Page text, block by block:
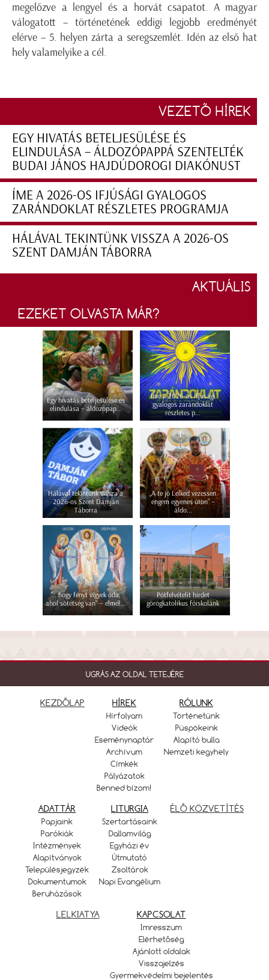
megelőzve a lengyel és a horvát csapatot. A magyar
válogatott – történetének eddigi legjobb eredményét
elérve – 5. helyen zárta a seregszemlét. Idén az első hat
hely valamelyike a cél.
VEZETŐ HÍREK
EGY HIVATÁS BETELJESÜLÉSE ÉS
ELINDULÁSA – ÁLDOZÓPAPPÁ SZENTELTÉK
BUDAI JÁNOS HAJDÚDOROGI DIAKÓNUST
ÍME A 2026-OS IFJÚSÁGI GYALOGOS
ZARÁNDOKLAT RÉSZLETES PROGRAMJA
HÁLÁVAL TEKINTÜNK VISSZA A 2026-OS
SZENT DAMJÁN TÁBORRA
AKTUÁLIS
EZEKET OLVASTA MÁR?
Egy hivatás beteljesülése és
elindulása – áldozópap...
Íme a 2026-os ifjúsági
gyalogos zarándoklat
részletes p...
Hálával tekintünk vissza a
2026-os Szent Damján
Táborra
„A te jó Lelked vezessen
engem egyenes úton” –
áldo...
"...hogy fényt vigyek oda,
ahol sötétség van" – elmél...
Pótfelvételit hirdet
görögkatolikus főiskolánk
UGRÁS AZ OLDAL TETEJÉRE
KEZDŐLAP HÍREK
Hírfolyam
Videók
Eseménynaptár
Archívum
Címkék
Pályázatok
Benned bízom!
RÓLUNK
Történetünk
Püspökeink
Alapító bulla
Nemzeti kegyhely
ADATTÁR
Papjaink
Parókiák
Intézmények
Alapítványok
Településjegyzék
Dokumentumok
Beruházások
LITURGIA
Szertartásaink
Dallamvilág
Egyházi év
Útmutató
Zsoltárok
Napi Evangélium
ÉLŐ KÖZVETÍTÉS
LELKIATYA KAPCSOLAT
Imresszum
Elérhetőség
Ajánlott oldalak
Visszajelzés
Gyermekvédelmi bejelentés